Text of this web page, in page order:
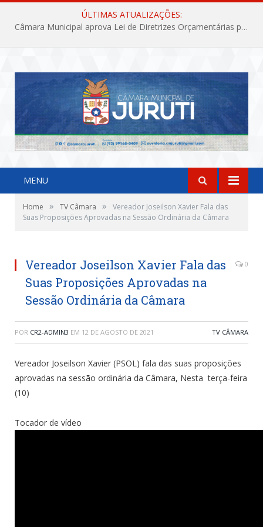
ÚLTIMAS ATUALIZAÇÕES:
Câmara Municipal aprova Lei de Diretrizes Orçamentárias para o exercício financeiro de 2027
MENU
Home » TV Câmara »
Vereador Joseilson Xavier Fala das
Suas Proposições Aprovadas na Sessão Ordinária da Câmara
Vereador Joseilson Xavier Fala das
Suas Proposições Aprovadas na
Sessão Ordinária da Câmara
0
POR CR2-ADMIN3 EM 12 DE AGOSTO DE 2021 TV CÂMARA
Vereador Joseilson Xavier (PSOL) fala das suas proposições
aprovadas na sessão ordinária da Câmara, Nesta terça-feira
(10)
Tocador de vídeo